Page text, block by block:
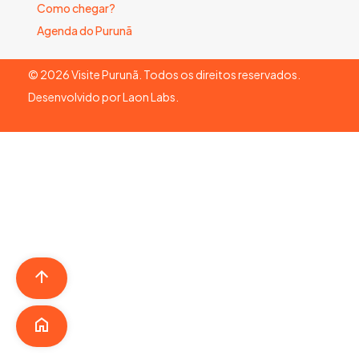
Como chegar?
Agenda do Purunã
© 2026Visite Purunã. Todos os direitos reservados.
Desenvolvido porLaon Labs